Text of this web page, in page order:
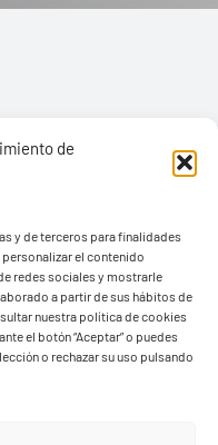
de
y de terceros para finalidades
el contenido
redes sociales y mostrarle
a partir de sus hábitos de
nuestra política de cookies
el botón “Aceptar” o puedes
o rechazar su uso pulsando